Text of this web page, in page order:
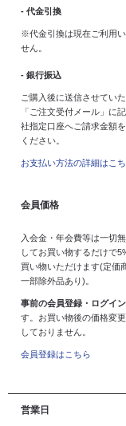
- 代金引換
※代金引換は現在ご利用
せん。
- 銀行振込
ご購入後に送信させてい
「ご注文受付メール」に
社指定口座へご請求金額
ください。
お支払い方法の詳細はこ
会員価格
入会金・年会費等は一切
してお買い物するだけで
買い物いただけます(定価
一部除外品あり)。
事前の会員登録・ログイ
す。お買い物後の価格変
しておりません。
会員登録はこちら
営業日